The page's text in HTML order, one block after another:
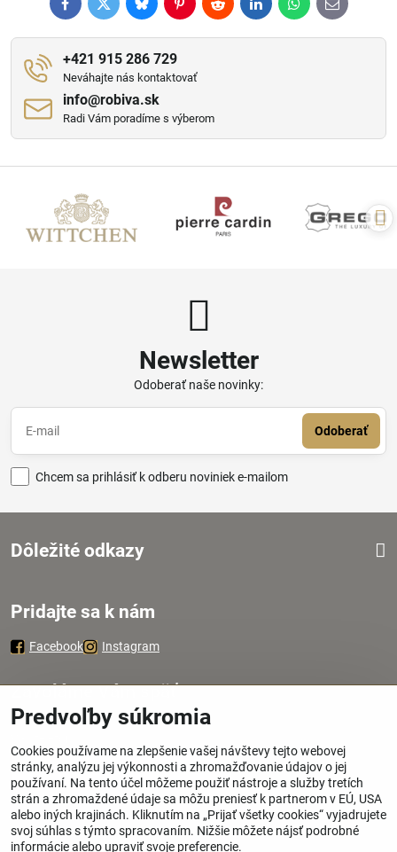
FacebookTwitterBlueskyPinterestRedditLinkedInWhatsApp
E-
mail
+421 915 286 729
Neváhajte nás kontaktovať
info​@robiva​.sk
Radi Vám poradíme s výberom
Newsletter
Odoberať naše novinky:
Odoberať
Chcem sa prihlásiť k odberu noviniek e-mailom
Dôležité odkazy
Pridajte sa k nám
Facebook Instagram
Zavoláme Vám späť
Odoslať
Predvoľby súkromia
Cookies používame na zlepšenie vašej návštevy tejto webovej
stránky, analýzu jej výkonnosti a zhromažďovanie údajov o jej
používaní. Na tento účel môžeme použiť nástroje a služby tretích
strán a zhromaždené údaje sa môžu preniesť k partnerom v EÚ, USA
alebo iných krajinách. Kliknutím na „Prijať všetky cookies“ vyjadrujete
svoj súhlas s týmto spracovaním. Nižšie môžete nájsť podrobné
informácie alebo upraviť svoje preferencie.